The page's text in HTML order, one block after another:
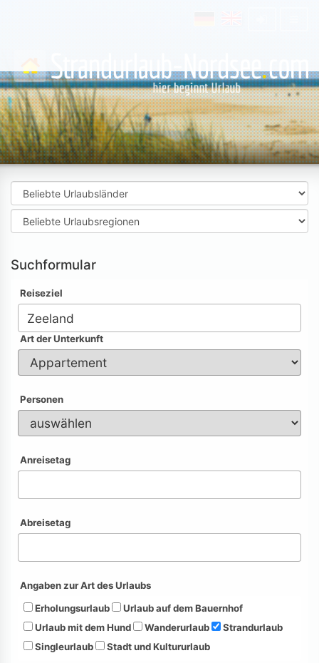
Suchformular
Reiseziel
Art der Unterkunft
Personen
Anreisetag
Abreisetag
Angaben zur Art des Urlaubs
Erholungsurlaub
Urlaub auf dem Bauernhof
Urlaub mit dem Hund
Wanderurlaub
Strandurlaub
Singleurlaub
Stadt und Kultururlaub